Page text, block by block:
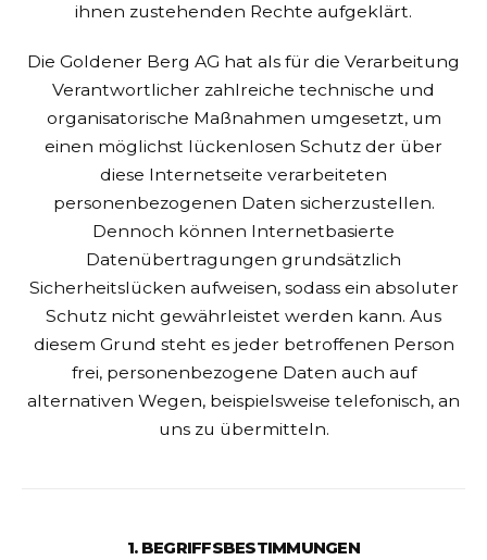
ihnen zustehenden Rechte aufgeklärt.
Die Goldener Berg AG hat als für die Verarbeitung
Verantwortlicher zahlreiche technische und
organisatorische Maßnahmen umgesetzt, um
einen möglichst lückenlosen Schutz der über
diese Internetseite verarbeiteten
personenbezogenen Daten sicherzustellen.
Dennoch können Internetbasierte
Datenübertragungen grundsätzlich
Sicherheitslücken aufweisen, sodass ein absoluter
Schutz nicht gewährleistet werden kann. Aus
diesem Grund steht es jeder betroffenen Person
frei, personenbezogene Daten auch auf
alternativen Wegen, beispielsweise telefonisch, an
uns zu übermitteln.
1. BEGRIFFSBESTIMMUNGEN